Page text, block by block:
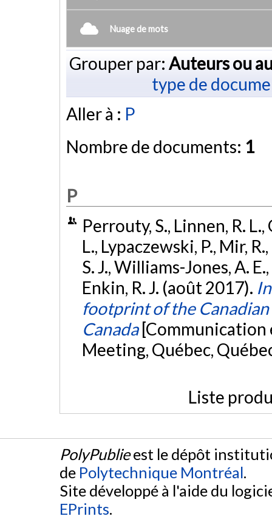
Nuage de mots
Grouper par: Auteurs ou
type de
Aller à : P
Nombre de documents: 1
P
Perrouty, S., Linnen, R.
L., Lypaczewski, P., Mir,
S. J., Williams-Jones, A.
Enkin, R. J. (août 2017).
footprint of the
Canada [Communication
Meeting, Québec,
Liste
PolyPublieest le dépôt
de Polytechnique Montréal.
Site développé à l'aide du
EPrints.